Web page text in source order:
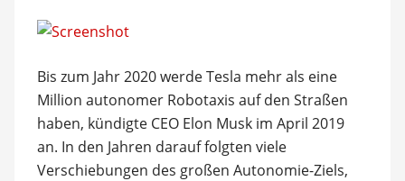
Bis zum Jahr 2020 werde Tesla mehr als eine
Million autonomer Robotaxis auf den Straßen
haben, kündigte CEO Elon Musk im April 2019
an. In den Jahren darauf folgten viele
Verschiebungen des großen Autonomie-Ziels,